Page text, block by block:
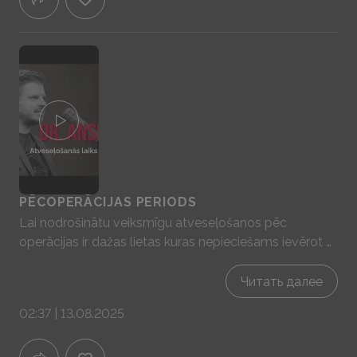
PĒCOPERĀCIJAS PERIODS
Lai nodrošinātu veiksmīgu atveseļošanos pēc
operācijas ir dažas lietas kuras nepieciešams ievērot –
izvairīšanās no stāvošiem ūdeņiem, kaitīgiem
ieradumiem, aktivitātēm, kas veicina papildus svīšanu,
piemēram, sauna, un arī fiziskām aktivitātēm, kas
palielina pulsu. Šajā laikā jābūt saudzīgam pret sevi,
ļaujot ķermenim sadzīt. Jāuzmanās, lai nesatraumētu
Читать далее
02:37 | 13.08.2025